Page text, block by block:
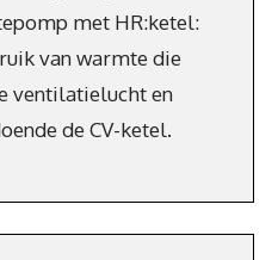
met HR:ketel:
van warmte die
ventilatielucht en
de CV-ketel.